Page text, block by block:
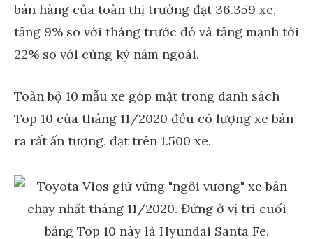
bán hàng của toàn thị trường đạt 36.359 xe,
tăng 9% so với tháng trước đó và tăng mạnh tới
22% so với cùng kỳ năm ngoái.
Toàn bộ 10 mẫu xe góp mặt trong danh sách
Top 10 của tháng 11/2020 đều có lượng xe bán
ra rất ấn tượng, đạt trên 1.500 xe.